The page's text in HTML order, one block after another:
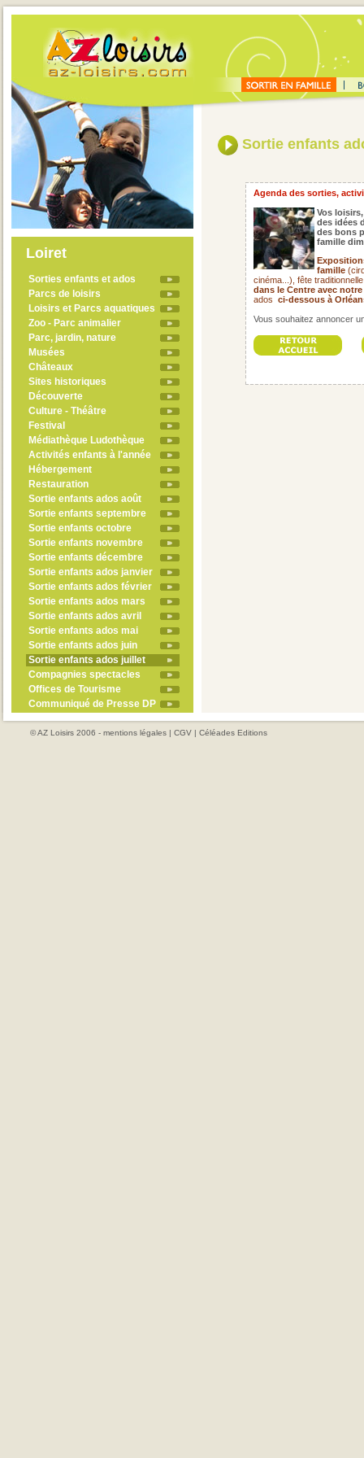
Loiret
Sorties enfants et ados
Parcs de loisirs
Loisirs et Parcs aquatiques
Zoo - Parc animalier
Parc, jardin, nature
Musées
Châteaux
Sites historiques
Découverte
Culture - Théâtre
Festival
Médiathèque Ludothèque
Activités enfants à l'année
Hébergement
Restauration
Sortie enfants ados août
Sortie enfants septembre
Sortie enfants octobre
Sortie enfants novembre
Sortie enfants décembre
Sortie enfants ados janvier
Sortie enfants ados février
Sortie enfants ados mars
Sortie enfants ados avril
Sortie enfants ados mai
Sortie enfants ados juin
Sortie enfants ados juillet
Compagnies spectacles
Offices de Tourisme
Communiqué de Presse DP
Sortie enfants
Agenda des sorties,
Vos
des idées
des bons
famille
famille
cinéma...), fête
dans le Centre avec
ados ci-dessous à
Vous souhaitez annoncer
© AZ Loisirs 2006 - mentions légales | CGV | Céléades Editions